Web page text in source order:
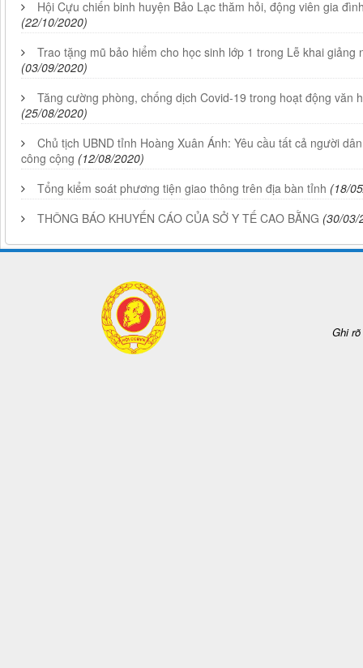
Hội Cựu chiến binh huyện Bảo Lạc thăm hỏi, động viên gia
(22/10/2020)
Trao tặng mũ bảo hiểm cho học sinh lớp 1 trong Lễ khai giảng
(03/09/2020)
Tăng cường phòng, chống dịch Covid-19 trong hoạt động văn
(25/08/2020)
Chủ tịch UBND tỉnh Hoàng Xuân Ánh: Yêu cầu tất cả người
công cộng (12/08/2020)
Tổng kiểm soát phương tiện giao thông trên địa bàn tỉnh (18/
THÔNG BÁO KHUYẾN CÁO CỦA SỞ Y TẾ CAO BẰNG ​ (30/03/
Ghi